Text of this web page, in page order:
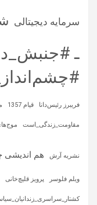
سرمایه‌ دیجیتالی
ـ
فریبرز رئیس‌دانا قیام 1357
مقاومت_زندگی_است
نشریه آرش هم
ویلم فلوسر پرویز قلیچ‌خانی